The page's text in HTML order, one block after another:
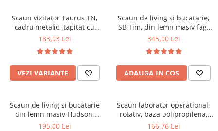
Saltele cu arcuri impachetate
individual
Saltele Memory Pocket
Saltele Memory Foam
Saltele Memory Pocket
Saltele cu plasa arcuri
Saltele cu spuma
Saltele cu spuma poliuretanica
Paturi
Seturi de pat si saltea
Masute de toaleta
Mobilier living
Scaune pentru living
Comode living
Set mese plus scaune
Scaune birou
Scaune profesionale
Scaune resigilate
Scaune conferinta
Scaune terasa si outdoor
Scaun vizitator Taurus TN,
cadru metalic, tapitat cu
stofa, stivuibil, 120 kg, negru
183,03 Lei
VEZI VARIANTE
Scaun de living si bucatarie,
SB Tim, din lemn masiv fag,
tapiterie stofa, lacuit, 120 kg,
345,00 Lei
ADAUGA IN COS
Scaun de living si bucatarie
din lemn masiv Hudson,
tapiterie stofa,100 kg,
195,00 Lei
Scaun laborator operational,
rotativ, baza polipropilena,
piele ecologica, inaltime
166,76 Lei